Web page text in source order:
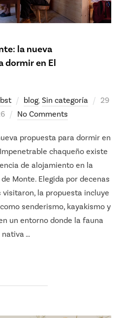
la nueva
dormir en El
blog, Sin categoría
Posted
29
No Comments
propuesta para dormir en
chaqueño existe
de alojamiento en la
Monte. Elegida por decenas
la propuesta incluye
senderismo, kayakismo y
un entorno donde la fauna
nativa …